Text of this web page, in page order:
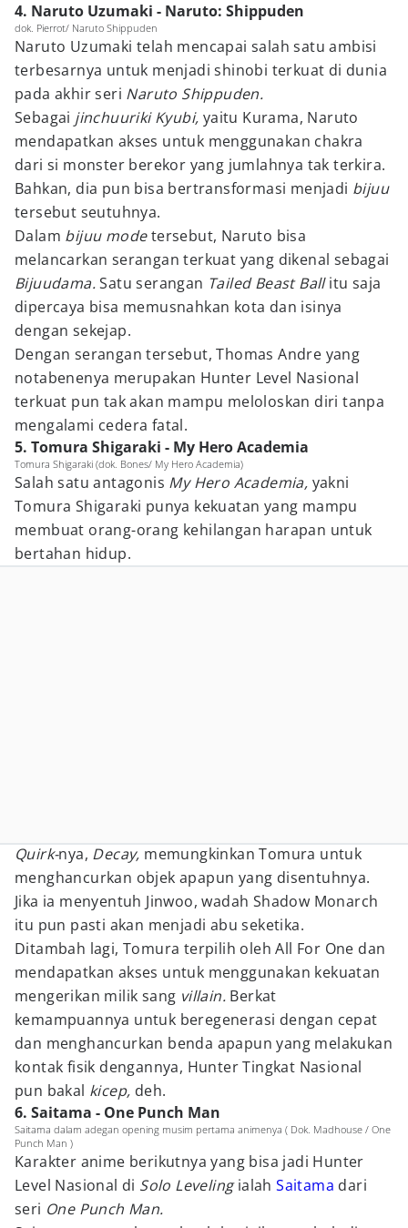
4. Naruto Uzumaki - Naruto: Shippuden
dok. Pierrot/ Naruto Shippuden
Naruto Uzumaki telah mencapai salah satu ambisi
terbesarnya untuk menjadi shinobi terkuat di dunia
pada akhir seri Naruto Shippuden.
Sebagai jinchuuriki Kyubi, yaitu Kurama, Naruto
mendapatkan akses untuk menggunakan chakra
dari si monster berekor yang jumlahnya tak terkira.
Bahkan, dia pun bisa bertransformasi menjadi bijuu
tersebut seutuhnya.
Dalam bijuu modetersebut, Naruto bisa
melancarkan serangan terkuat yang dikenal sebagai
Bijuudama.Satu serangan Tailed Beast Ballitu saja
dipercaya bisa memusnahkan kota dan isinya
dengan sekejap.
Dengan serangan tersebut, Thomas Andre yang
notabenenya merupakan Hunter Level Nasional
terkuat pun tak akan mampu meloloskan diri tanpa
mengalami cedera fatal.
5. Tomura Shigaraki - My Hero Academia
Tomura Shigaraki (dok. Bones/ My Hero Academia)
Salah satu antagonis My Hero Academia, yakni
Tomura Shigaraki punya kekuatan yang mampu
membuat orang-orang kehilangan harapan untuk
bertahan hidup.
Quirk-nya, Decay, memungkinkan Tomura untuk
menghancurkan objek apapun yang disentuhnya.
Jika ia menyentuh Jinwoo, wadah Shadow Monarch
itu pun pasti akan menjadi abu seketika.
Ditambah lagi, Tomura terpilih oleh All For One dan
mendapatkan akses untuk menggunakan kekuatan
mengerikan milik sang villain. Berkat
kemampuannya untuk beregenerasi dengan cepat
dan menghancurkan benda apapun yang melakukan
kontak fisik dengannya, Hunter Tingkat Nasional
pun bakal kicep, deh.
6. Saitama - One Punch Man
Saitama dalam adegan opening musim pertama animenya ( Dok. Madhouse / One
Punch Man )
Karakter anime berikutnya yang bisa jadi Hunter
Level Nasional di Solo LevelingialahSaitama dari
seri One Punch Man.